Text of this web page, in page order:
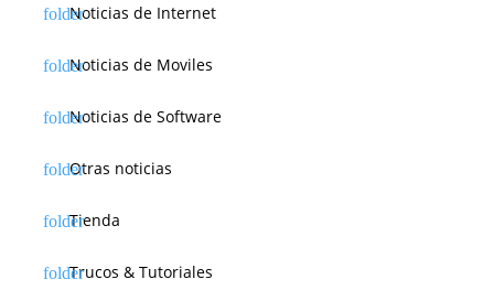
Noticias de Internet
Noticias de Moviles
Noticias de Software
Otras noticias
Tienda
Trucos & Tutoriales